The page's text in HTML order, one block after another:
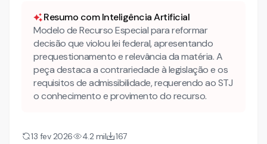
RAZÕES DO RECURSO ESPECIAL
I. DA TEMPESTIVIDADE
II. DA SÍNTESE DOS DO PROCESSO
III. DO PREQUESTIONAMENTO
Resumo com Inteligência Artificial
Modelo de Recurso Especial para reformar
decisão que violou lei federal, apresentando
prequestionamento e relevância da matéria. A
peça destaca a contrariedade à legislação e os
requisitos de admissibilidade, requerendo ao STJ
o conhecimento e provimento do recurso.
13 fev 2026 4.2 mil 167